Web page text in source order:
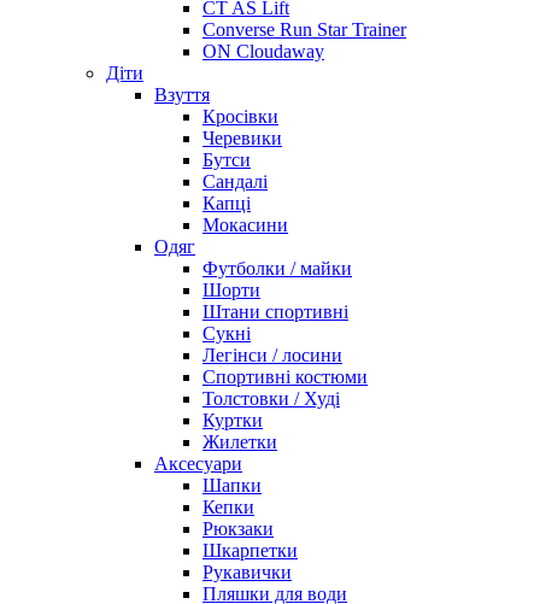
CT AS Lift
Converse Run Star Trainer
ON Cloudaway
Діти
Взуття
Кросівки
Черевики
Бутси
Сандалі
Капці
Мокасини
Одяг
Футболки / майки
Шорти
Штани спортивні
Сукні
Легінси / лосини
Спортивні костюми
Толстовки / Худі
Куртки
Жилетки
Аксесуари
Шапки
Кепки
Рюкзаки
Шкарпетки
Рукавички
Пляшки для води